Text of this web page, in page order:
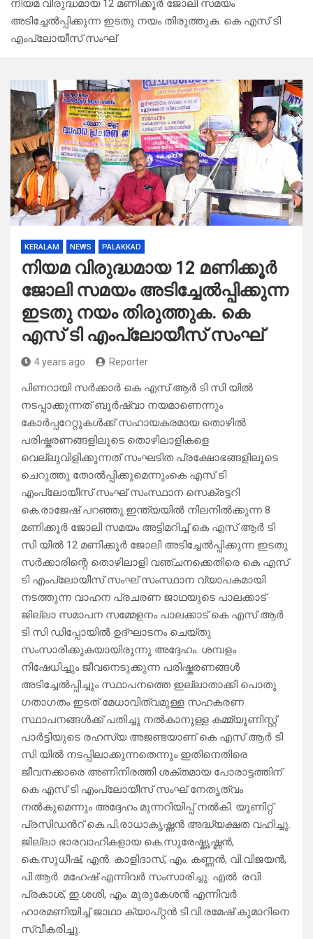
നിയമ വിരുദ്ധമായ 12 മണിക്കൂർ ജോലി സമയം
അടിച്ചേൽപ്പിക്കുന്ന ഇടതു നയം തിരുത്തുക. കെ എസ് ടി
എംപ്ലോയീസ് സംഘ്
KERALAM NEWS PALAKKAD
നിയമ വിരുദ്ധമായ 12 മണിക്കൂർ
ജോലി സമയം അടിച്ചേൽപ്പിക്കുന്ന
ഇടതു നയം തിരുത്തുക. കെ
എസ് ടി എംപ്ലോയീസ് സംഘ്
4 years ago Reporter
പിണറായി സർക്കാർ കെ എസ് ആർ ടി സി യിൽ
നടപ്പാക്കുന്നത് ബൂർഷ്വാ നയമാണെന്നും
കോർപ്പറേറ്റുകൾക്ക് സഹായകരമായ തൊഴിൽ
പരിഷ്കരണങ്ങളിലൂടെ തൊഴിലാളികളെ
വെല്ലുവിളിക്കുന്നത് സംഘടിത പ്രക്ഷോഭങ്ങളിലൂടെ
ചെറുത്തു തോൽപ്പിക്കുമെന്നുംകെ എസ് ടി
എംപ്ലോയീസ് സംഘ് സംസ്ഥാന സെക്രട്ടറി
കെ.രാജേഷ് പറഞ്ഞു.ഇന്ത്യയിൽ നിലനിൽക്കുന്ന 8
മണിക്കൂർ ജോലി സമയം അട്ടിമറിച്ച് കെ എസ് ആർ ടി
സി യിൽ 12 മണിക്കൂർ ജോലി അടിച്ചേൽപ്പിക്കുന്ന ഇടതു
സർക്കാരിന്റെ തൊഴിലാളി വഞ്ചനക്കെതിരെ കെ എസ്
ടി എംപ്ലോയീസ് സംഘ് സംസ്ഥാന വ്യാപകമായി
നടത്തുന്ന വാഹന പ്രചരണ ജാഥയുടെ പാലക്കാട്
ജില്ലാ സമാപന സമ്മേളനം പാലക്കാട് കെ എസ് ആർ
ടി സി ഡിപ്പോയിൽ ഉദ്ഘാടനം ചെയ്തു
സംസാരിക്കുകയായിരുന്നു അദ്ദേഹം. ശമ്പളം
നിഷേധിച്ചും ജീവനെടുക്കുന്ന പരിഷ്കരണങ്ങൾ
അടിച്ചേൽപ്പിച്ചും സ്ഥാപനത്തെ ഇല്ലാതാക്കി പൊതു
ഗതാഗതം ഇടത് മേധാവിത്വമുള്ള സഹകരണ
സ്ഥാപനങ്ങൾക്ക് പതിച്ചു നൽകാനുള്ള കമ്മ്യൂണിസ്റ്റ്
പാർട്ടിയുടെ രഹസ്യ അജണ്ടയാണ് കെ എസ് ആർ ടി
സി യിൽ നടപ്പിലാക്കുന്നതെന്നും ഇതിനെതിരെ
ജീവനക്കാരെ അണിനിരത്തി ശക്തമായ പോരാട്ടത്തിന്
കെ എസ് ടി എംപ്ലോയീസ് സംഘ് നേതൃത്വം
നൽകുമെന്നും അദ്ദേഹം മുന്നറിയിപ്പ് നൽകി. യൂണിറ്റ്
പ്രസിഡൻറ് കെ.പി.രാധാകൃഷ്ണൻ അദ്ധ്യക്ഷത വഹിച്ചു.
ജില്ലാ ഭാരവാഹികളായ കെ.സുരേഷ്കൃഷ്ണൻ,
കെ.സുധീഷ്, എൻ. കാളിദാസ്, എം. കണ്ണൻ, വി.വിജയൻ,
പി.ആർ. മഹേഷ് എന്നിവർ സംസാരിച്ചു. എൽ. രവി
പ്രകാശ്, ഇ.ശശി, എം. മുരുകേശൻ എന്നിവർ
ഹാരമണിയിച്ച് ജാഥാ ക്യാപ്റ്റൻ ടി.വി.രമേഷ് കുമാറിനെ
സ്വീകരിച്ചു.